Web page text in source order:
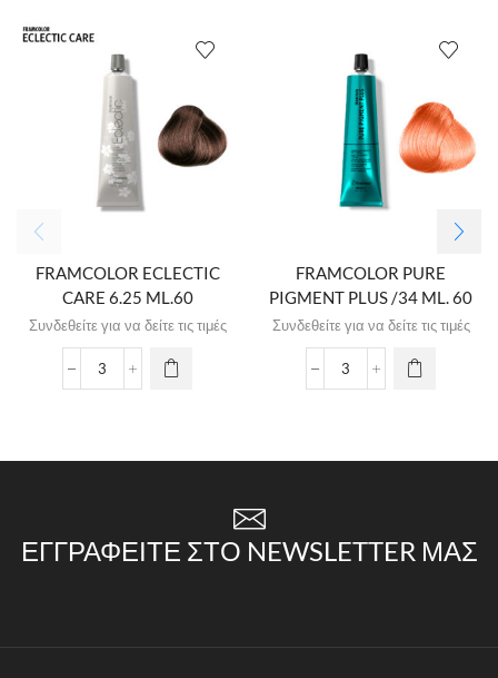
FRAMCOLOR ECLECTIC
CARE 6.25 ML.60
Συνδεθείτε για να δείτε τις τιμές
FRAMCOLOR PURE
PIGMENT PLUS /34 ML. 60
Συνδεθείτε για να δείτε τις τιμές
ΕΓΓΡΑΦΕΊΤΕ ΣΤΟ NEWSLETTER ΜΑΣ